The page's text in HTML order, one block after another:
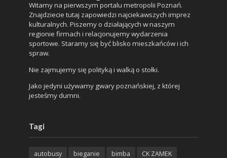
Witamy na pierwszym portalu metropolii Poznań.
Znajdziecie tutaj zapowiedzi najciekawszych imprez
kulturalnych. Piszemy o działających w naszym
regionie firmach i relacjonujemy wydarzenia
sportowe. Staramy się być blisko mieszkańców i ich
spraw.
Nie zajmujemy się polityką i walką o stołki.
Jako jedyni używamy gwary poznańskiej, z której
jesteśmy dumni.
Tagi
autobusy bieganie bimba
CK ZAMEK